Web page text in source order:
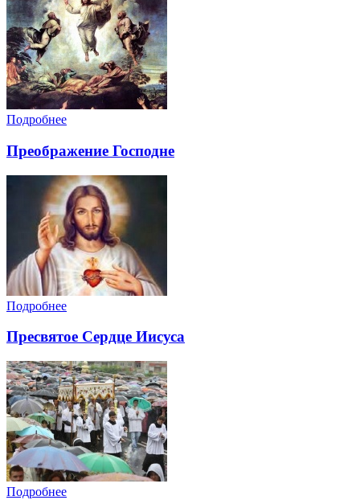
Подробнее
Преображение Господне
Подробнее
Пресвятое Сердце Иисуса
Подробнее